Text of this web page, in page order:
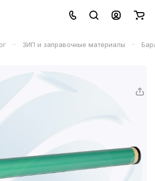
– ЗИП и заправочные материалы –